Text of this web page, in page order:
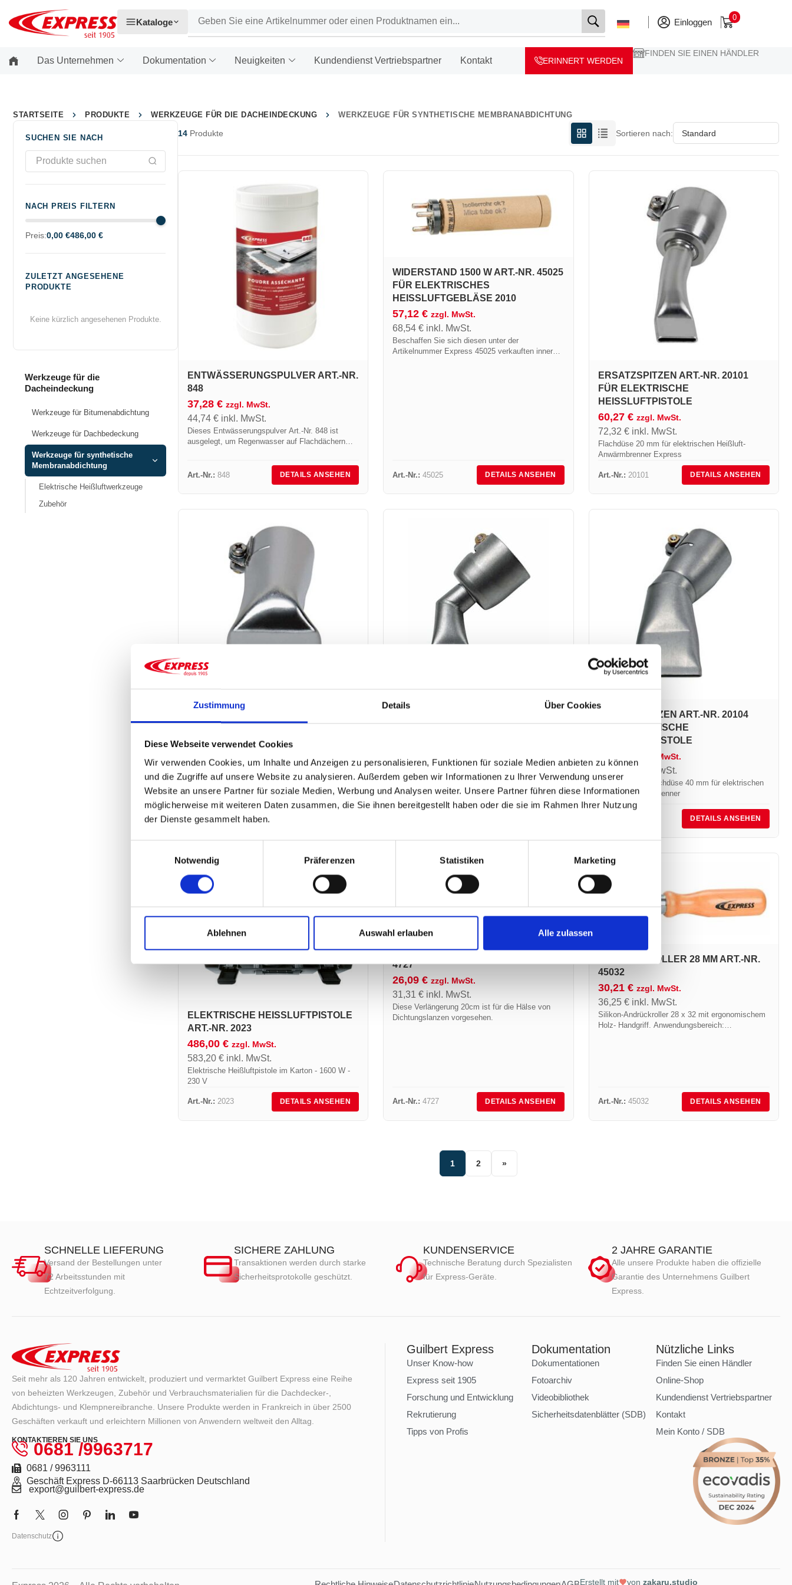
Zustimmung Details Über Cookies
Diese Webseite verwendet Cookies
Wir verwenden Cookies, um Inhalte und Anzeigen zu personalisieren, Funktionen für soziale Medien anbieten zu können
und die Zugriffe auf unsere Website zu analysieren. Außerdem geben wir Informationen zu Ihrer Verwendung unserer
Website an unsere Partner für soziale Medien, Werbung und Analysen weiter. Unsere Partner führen diese Informationen
möglicherweise mit weiteren Daten zusammen, die Sie ihnen bereitgestellt haben oder die sie im Rahmen Ihrer Nutzung
der Dienste gesammelt haben.
Notwendig
Präferenzen Statistiken Marketing
Ablehnen Auswahl erlauben Alle zulassen
Kataloge Einloggen 0
Das Unternehmen Dokumentation Neuigkeiten Kundendienst Vertriebspartner Kontakt ERINNERT WERDEN
FINDEN SIE EINEN HÄNDLER
STARTSEITE PRODUKTE WERKZEUGE FÜR DIE DACHEINDECKUNG WERKZEUGE FÜR SYNTHETISCHE MEMBRANABDICHTUNG
SUCHEN SIE NACH
NACH PREIS FILTERN
Preis:0,00 €486,00 €
ZULETZT ANGESEHENE
PRODUKTE
Keine kürzlich angesehenen Produkte.
Werkzeuge für die
Dacheindeckung
Werkzeuge für Bitumenabdichtung
Werkzeuge für Dachbedeckung
Werkzeuge für synthetische
Membranabdichtung
Elektrische Heißluftwerkzeuge
Zubehör
14 Produkte Sortieren nach:
ENTWÄSSERUNGSPULVER ART.-NR.
848
37,28 € zzgl. MwSt.
44,74 € inkl. MwSt.
Dieses Entwässerungspulver Art.-Nr. 848 ist
ausgelegt, um Regenwasser auf Flachdächern
Art.-Nr.: 848 DETAILS ANSEHEN
WIDERSTAND 1500 W ART.-NR. 45025
FÜR ELEKTRISCHES
HEISSLUFTGEBLÄSE 2010
57,12€ zzgl. MwSt.
68,54€ inkl. MwSt.
Beschaffen Sie sich diesen unter der
Artikelnummer Express 45025 verkauften inneren
Art.-Nr.: 45025 DETAILS ANSEHEN
ERSATZSPITZEN ART.-NR. 20101
FÜR ELEKTRISCHE
HEISSLUFTPISTOLE
60,27 € zzgl. MwSt.
72,32 €inkl. MwSt.
Flachdüse 20 mm für elektrischen Heißluft-
Anwärmbrenner Express
Art.-Nr.: 20101 DETAILS ANSEHEN
HEISSLUFTPISTOLE
inkl. MwSt.
Flachdüse 40mm für elektrischen Heißluft-
Anwärmbrenner
Art.-Nr.:20102
71,24€ zzgl. MwSt.
85,49€inkl. MwSt.
Abgewinklelte Flachdüse 20mm für elektrischen
Heißluft-Anwärmbrenner
ERSATZSPITZEN ART.-NR. 20104
FÜR ELEKTRISCHE
HEISSLUFTPISTOLE
zzgl. MwSt.
inkl. MwSt.
Abgewinklelte Flachdüse 40 mm für elektrischen
Heißluft-Anwärmbrenner
DETAILS ANSEHEN
ELEKTRISCHE HEISSLUFTPISTOLE A
RT.-NR. 2023
486,00 € zzgl. MwSt.
583,20 € inkl. MwSt.
Elektrische Heißluftpistole im Karton - 1600 W -
230 V
Art.-Nr.: 2023 DETAILS ANSEHEN
VERLANGERÜNG 20CM ART.NR.
4727
26,09€ zzgl. MwSt.
31,31€ inkl. MwSt.
Diese Verlängerung 20cm ist für die Hälse von
Dichtungslanzen vorgesehen.
Art.-Nr.: 4727 DETAILS ANSEHEN
ANDRÜCKROLLER 28 MM ART.-NR.
45032
30,21 € zzgl. MwSt.
36,25 €inkl. MwSt.
Silikon-Andrückroller 28 x 32 mit ergonomischem
Holz- Handgriff. Anwendungsbereich:
Art.-Nr.: 45032 DETAILS ANSEHEN
1 2 »
SCHNELLE LIEFERUNG
Versand der Bestellungen unter
72 Arbeitsstunden mit
Echtzeitverfolgung.
SICHERE ZAHLUNG
Transaktionen werden durch starke
Sicherheitsprotokolle geschützt.
KUNDENSERVICE
Technische Beratung durch Spezialisten
für Express-Geräte.
2 JAHRE GARANTIE
Alle unsere Produkte haben die offizielle
Garantie des Unternehmens Guilbert
Express.
Seit mehr als 120 Jahren entwickelt, produziert und vermarktet Guilbert Express eine Reihe
von beheizten Werkzeugen, Zubehör und Verbrauchsmaterialien für die Dachdecker-,
Abdichtungs- und Klempnereibranche. Unsere Produkte werden in Frankreich in über 2500
Geschäften verkauft und erleichtern Millionen von Anwendern weltweit den Alltag.
KONTAKTIEREN SIE UNS
0681 /9963717
0681 / 9963111
Geschäft Express D-66113 Saarbrücken Deutschland
export@guilbert-express.de
Datenschutz
Guilbert Express
Unser Know-how
Express seit 1905
Forschung und Entwicklung
Rekrutierung
Tipps von Profis
Dokumentation
Dokumentationen
Fotoarchiv
Videobibliothek
Sicherheitsdatenblätter (SDB)
Nützliche Links
Finden Sie einen Händler
Online-Shop
Kundendienst Vertriebspartner
Kontakt
Mein Konto / SDB
Erstellt mit vonzakaru.studio